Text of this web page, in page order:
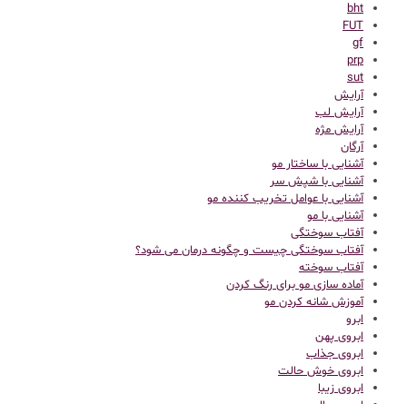
bht
FUT
gf
prp
sut
آرایش
آرایش لب
آرایش مژه
آرگان
آشنایی با ساختار مو
آشنایی با شپش سر
آشنایی با عوامل تخریب کننده مو
آشنایی با مو
آفتاب سوختگی
آفتاب سوختگی چیست و چگونه درمان می شود؟
آفتاب سوخته
آماده سازی مو برای رنگ کردن
آموزش شانه کردن مو
ابرو
ابروی پهن
ابروی جذاب
ابروی خوش حالت
ابروی زیبا